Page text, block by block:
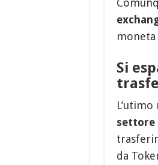
moneta
Si
settore
da